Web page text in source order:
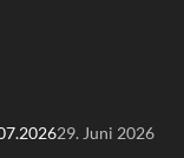
29. Juni 2026